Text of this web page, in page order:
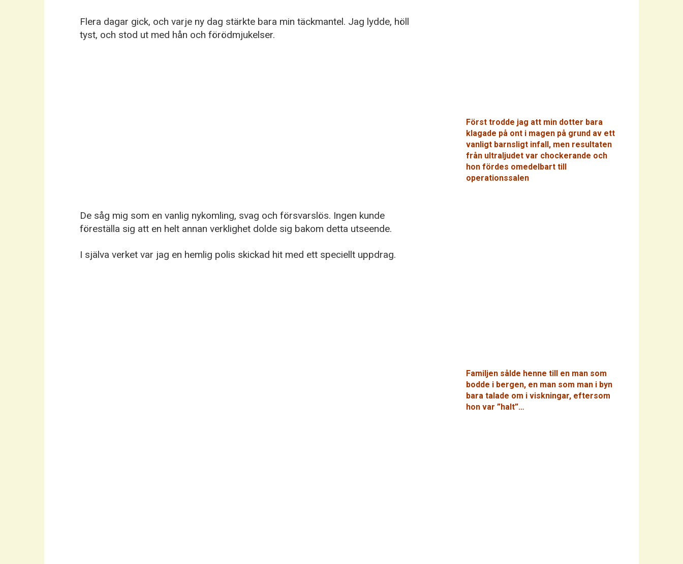
Flera dagar gick, och varje ny dag stärkte bara min täckmantel. Jag lydde, höll
tyst, och stod ut med hån och förödmjukelser.
De såg mig som en vanlig nykomling, svag och försvarslös. Ingen kunde
föreställa sig att en helt annan verklighet dolde sig bakom detta utseende.
I själva verket var jag en hemlig polis skickad hit med ett speciellt uppdrag.
Först trodde jag att min dotter bara
klagade på ont i magen på grund av ett
vanligt barnsligt infall, men resultaten
från ultraljudet var chockerande och
hon fördes omedelbart till
operationssalen
Familjen sålde henne till en man som
bodde i bergen, en man som man i byn
bara talade om i viskningar, eftersom
hon var ”halt”…